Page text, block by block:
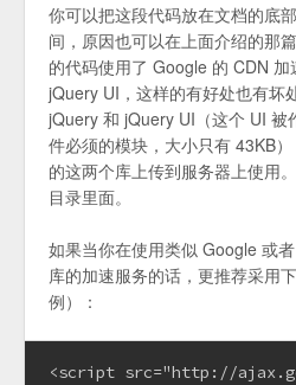
你可以把这段代码放在文档的底
间，原因也可以在上面介绍的那
的代码使用了 Google 的 CDN
jQuery UI，这样的有好处也有坏
jQuery 和 jQuery UI（这个 UI 被
件必须的模块，大小只有 43KB
的这两个库上传到服务器上使用
目录里面。
如果当你在使用类似 Google 或
库的加速服务的话，更推荐采用
例）：
<script src="http://